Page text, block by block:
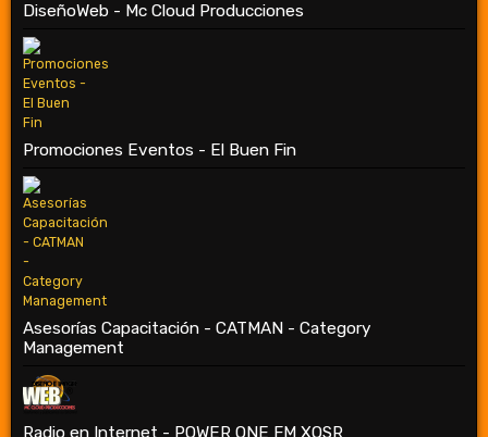
DiseñoWeb - Mc Cloud Producciones
Promociones Eventos - El Buen Fin
Asesorías Capacitación - CATMAN - Category
Management
Radio en Internet - POWER ONE FM XOSR